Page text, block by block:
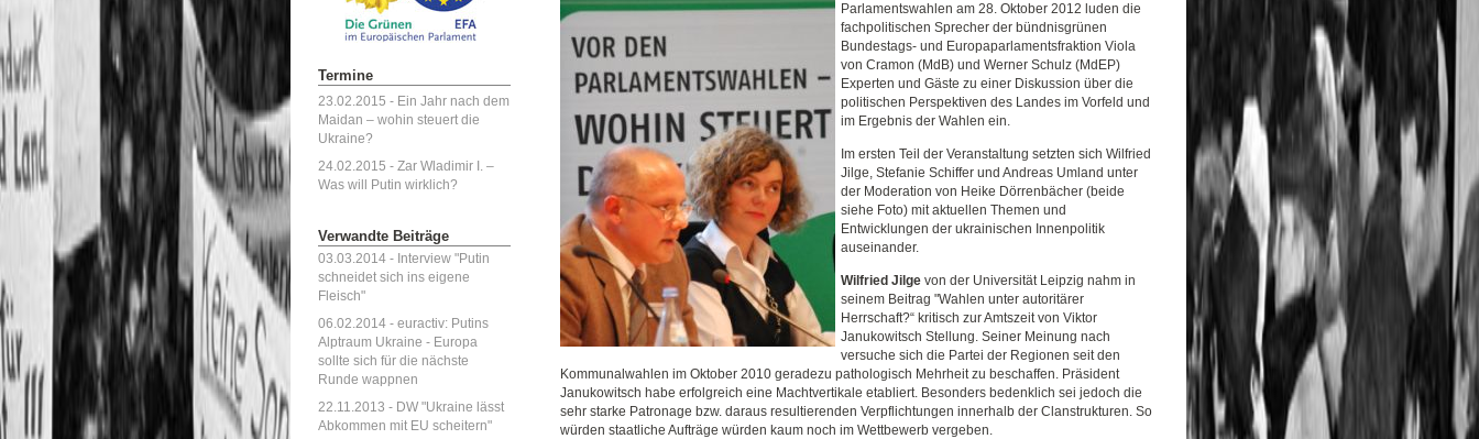
Parlamentswahlen am 28. Oktober 2012 luden die
fachpolitischen Sprecher der bündnisgrünen
Bundestags- und Europaparlamentsfraktion Viola
von Cramon (MdB) und Werner Schulz (MdEP)
Experten und Gäste zu einer Diskussion über die
politischen Perspektiven des Landes im Vorfeld und
im Ergebnis der Wahlen ein.
Im ersten Teil der Veranstaltung setzten sich Wilfried
Jilge, Stefanie Schiffer und Andreas Umland unter
der Moderation von Heike Dörrenbächer (beide
siehe Foto) mit aktuellen Themen und
Entwicklungen der ukrainischen Innenpolitik
auseinander.
Wilfried Jilge von der Universität Leipzig nahm in
seinem Beitrag "Wahlen unter autoritärer
Herrschaft?“ kritisch zur Amtszeit von Viktor
Janukowitsch Stellung. Seiner Meinung nach
versuche sich die Partei der Regionen seit den
Kommunalwahlen im Oktober 2010 geradezu pathologisch Mehrheit zu beschaffen. Präsident
Janukowitsch habe erfolgreich eine Machtvertikale etabliert. Besonders bedenklich sei jedoch die
sehr starke Patronage bzw. daraus resultierenden Verpflichtungen innerhalb der Clanstrukturen. So
würden staatliche Aufträge würden kaum noch im Wettbewerb vergeben.
Termine
23.02.2015 - Ein Jahr nach dem
Maidan – wohin steuert die
Ukraine?
24.02.2015 - Zar Wladimir I. –
Was will Putin wirklich?
Verwandte Beiträge
03.03.2014 - Interview "Putin
schneidet sich ins eigene
Fleisch"
06.02.2014 - euractiv: Putins
Alptraum Ukraine - Europa
sollte sich für die nächste
Runde wappnen
22.11.2013 - DW "Ukraine lässt
Abkommen mit EU scheitern"